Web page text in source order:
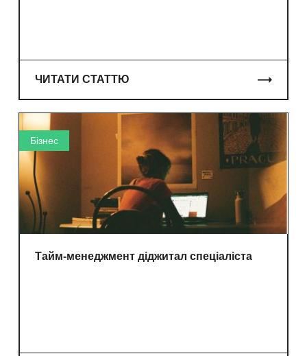
ЧИТАТИ СТАТТЮ
Бізнес
Тайм-менеджмент діджитал спеціаліста